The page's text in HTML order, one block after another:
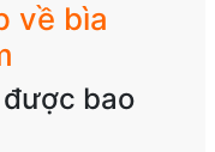
về bìa
bao